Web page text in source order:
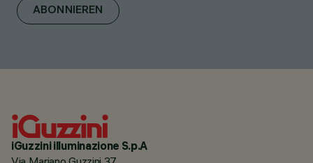
ABONNIEREN
iGuzzini illuminazione S.p.A